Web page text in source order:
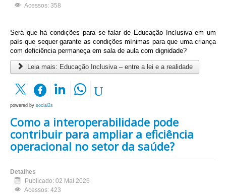
Acessos: 358
Será que há condições para se falar de Educação Inclusiva em um
país que sequer garante as condições mínimas para que uma criança
com deficiência permaneça em sala de aula com dignidade?
Leia mais: Educação Inclusiva – entre a lei e a realidade
powered by social2s
Como a interoperabilidade pode
contribuir para ampliar a eficiência
operacional no setor da saúde?
Detalhes
Publicado: 02 Mai 2026
Acessos: 423